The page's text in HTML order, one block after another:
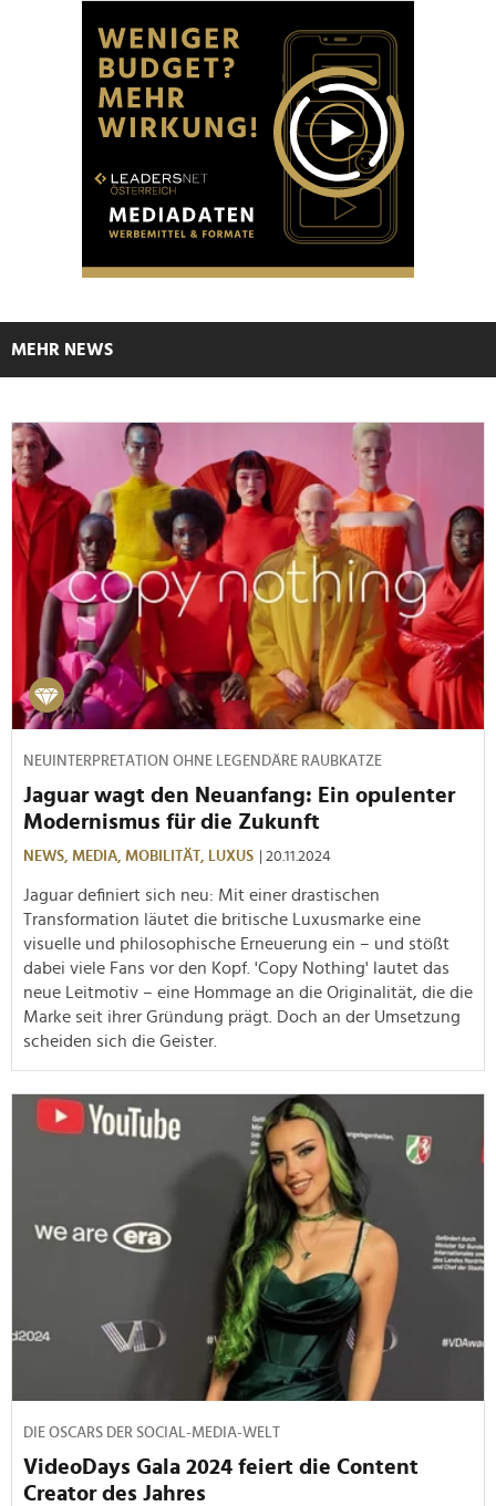
MEHR NEWS
NEUINTERPRETATION OHNE LEGENDÄRE RAUBKATZE
Jaguar wagt den Neuanfang: Ein opulenter
Modernismus für die Zukunft
NEWS, MEDIA, MOBILITÄT, LUXUS | 20.11.2024
Jaguar definiert sich neu: Mit einer drastischen
Transformation läutet die britische Luxusmarke eine
visuelle und philosophische Erneuerung ein – und stößt
dabei viele Fans vor den Kopf. 'Copy Nothing' lautet das
neue Leitmotiv – eine Hommage an die Originalität, die die
Marke seit ihrer Gründung prägt. Doch an der Umsetzung
scheiden sich die Geister.
DIE OSCARS DER SOCIAL-MEDIA-WELT
VideoDays Gala 2024 feiert die Content
Creator des Jahres